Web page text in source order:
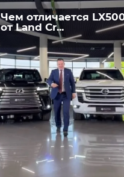
Чем отличается
от Land Cr...